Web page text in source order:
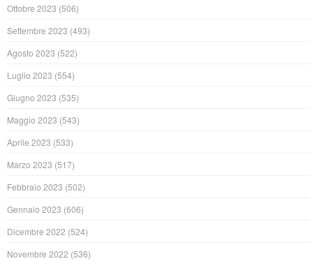
Ottobre 2023 (506)
Settembre 2023 (493)
Agosto 2023 (522)
Luglio 2023 (554)
Giugno 2023 (535)
Maggio 2023 (543)
Aprile 2023 (533)
Marzo 2023 (517)
Febbraio 2023 (502)
Gennaio 2023 (606)
Dicembre 2022 (524)
Novembre 2022 (536)